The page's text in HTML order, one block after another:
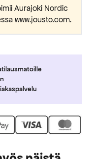
Aurajoki Nordic
www.jousto.com.